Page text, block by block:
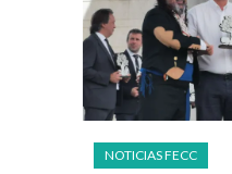
NOTICIAS FECC